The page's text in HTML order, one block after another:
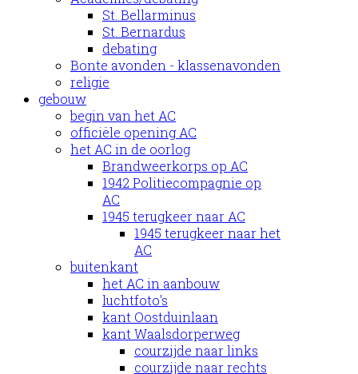
St. Bellarminus
St. Bernardus
debating
Bonte avonden - klassenavonden
religie
gebouw
begin van het AC
officiële opening AC
het AC in de oorlog
Brandweerkorps op AC
1942 Politiecompagnie op
AC
1945 terugkeer naar AC
1945 terugkeer naar het
AC
buitenkant
het AC in aanbouw
luchtfoto's
kant Oostduinlaan
kant Waalsdorperweg
courzijde naar links
courzijde naar rechts